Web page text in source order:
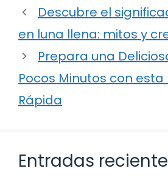
Descubre el
en luna llena: mitos y
Prepara una
Pocos Minutos con esta
Rápida
Entradas